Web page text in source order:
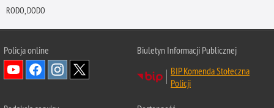
RODO, DODO
Policja online
Biuletyn Informacji Publicznej
BIP Komenda Stołeczna
Policji